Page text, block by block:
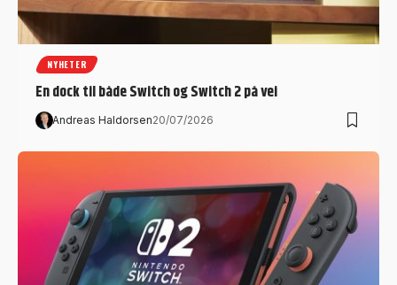
NYHETER
En dock til både Switch og Switch 2 på vei
Andreas Haldorsen20/07/2026